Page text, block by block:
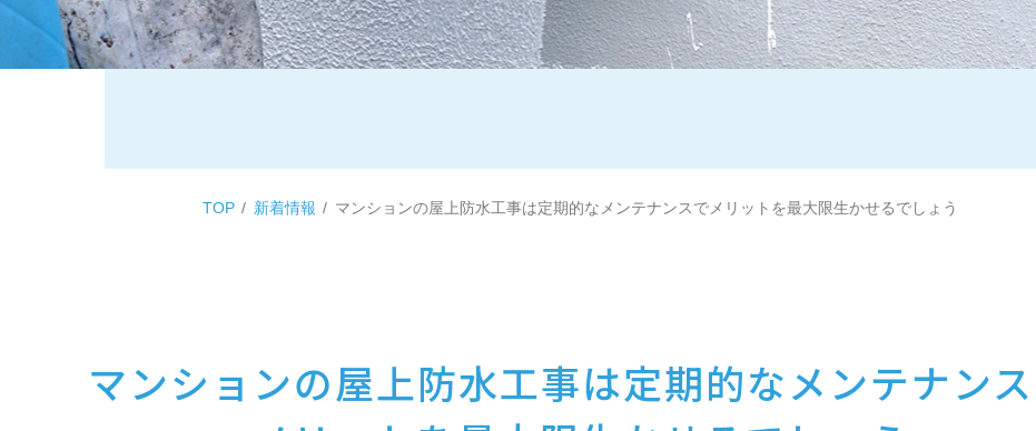
TOP 新着情報 マンションの屋上防水工事は定期的なメンテナンスでメリットを最大限生かせるでしょう
マンションの屋上防水工事は定期的なメンテナン